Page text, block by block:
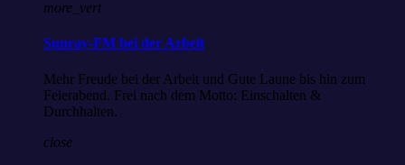
more_vert
Sunray-FM bei der Arbeit
Mehr Freude bei der Arbeit und Gute Laune bis hin zum
Feierabend. Frei nach dem Motto: Einschalten &
Durchhalten.
close